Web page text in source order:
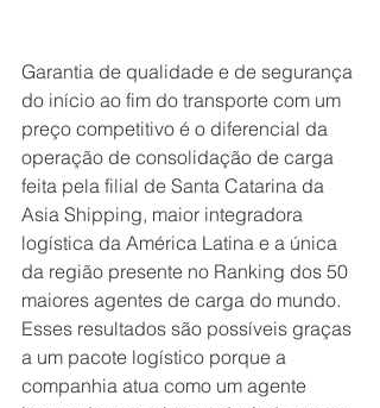
Garantia de qualidade e de segurança
do início ao fim do transporte com um
preço competitivo é o diferencial da
operação de consolidação de carga
feita pela filial de Santa Catarina da
Asia Shipping, maior integradora
logística da América Latina e a única
da região presente no Ranking dos 50
maiores agentes de carga do mundo.
Esses resultados são possíveis graças
a um pacote logístico porque a
companhia atua como um agente